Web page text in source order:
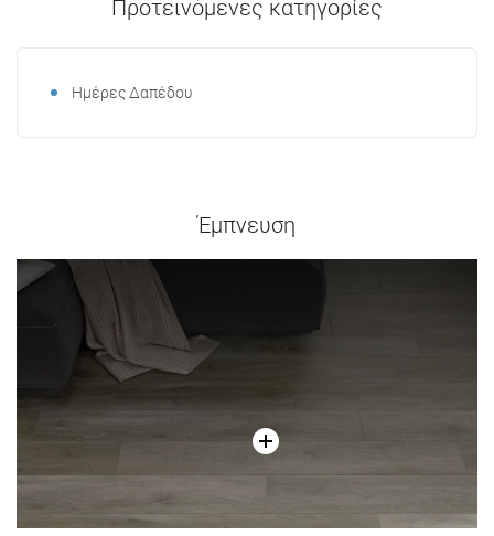
Προτεινόμενες κατηγορίες
Ημέρες Δαπέδου
Έμπνευση